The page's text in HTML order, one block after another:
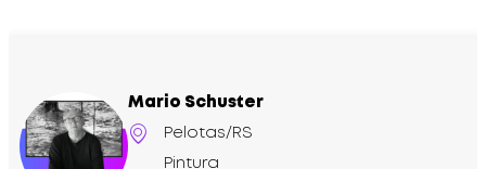
Mario Schuster
Pelotas/RS
Pintura